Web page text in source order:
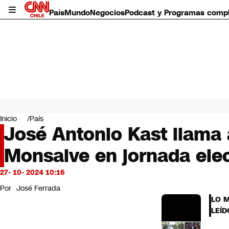
PaísMundoNegociosPodcast y Programas
Mundo
Negocios
Deportes
Programas completos
Cultura
Servicios
Bits
CNN Data
Inicio País
José Antonio Kast
Monsalve en jornada
27- 10- 2024 10:16
Por José Ferrada
LO